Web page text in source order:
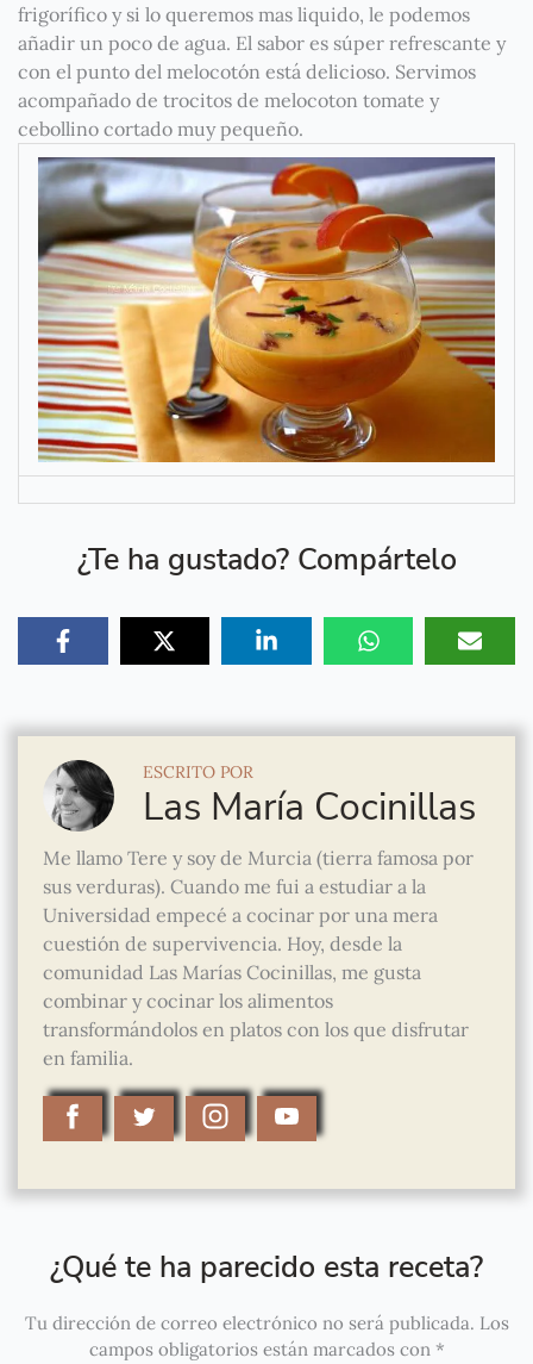
frigorífico y si lo queremos mas liquido, le podemos
añadir un poco de agua. El sabor es súper refrescante y
con el punto del melocotón está delicioso. Servimos
acompañado de trocitos de melocoton tomate y
cebollino cortado muy pequeño.
¿Te ha gustado? Compártelo
ESCRITO POR
Las María Cocinillas
Me llamo Tere y soy de Murcia (tierra famosa por
sus verduras). Cuando me fui a estudiar a la
Universidad empecé a cocinar por una mera
cuestión de supervivencia. Hoy, desde la
comunidad Las Marías Cocinillas, me gusta
combinar y cocinar los alimentos
transformándolos en platos con los que disfrutar
en familia.
¿Qué te ha parecido esta receta?
Tu dirección de correo electrónico no será publicada. Los
campos obligatorios están marcados con *